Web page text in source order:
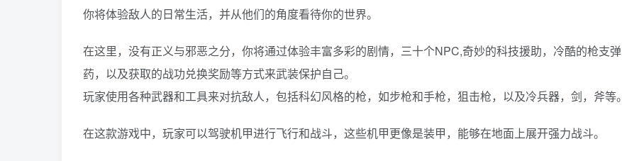
你将体验敌人的日常生活，并从他们的角度看待你的世界。
在这里，没有正义与邪恶之分，你将通过体验丰富多彩的剧情，三十个NPC,奇妙的科技援助，冷酷的枪支弹
药，以及获取的战功兑换奖励等方式来武装保护自己。
玩家使用各种武器和工具来对抗敌人，包括科幻风格的枪，如步枪和手枪，狙击枪，以及冷兵器，剑，斧等。
在这款游戏中，玩家可以驾驶机甲进行飞行和战斗，这些机甲更像是装甲，能够在地面上展开强力战斗。